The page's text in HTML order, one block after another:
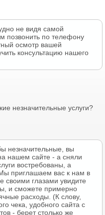
не видя самой
позвонить по телефону
осмотр вашей
консультацию нашего
незначительные услуги?
незначительные, вы
нашем сайте - а сняли
востребованы, а
приглашаем вас к нам в
своими глазами увидите
и сможете примерно
расходы. (К слову,
чека, удобного сайта с
- берет столько же